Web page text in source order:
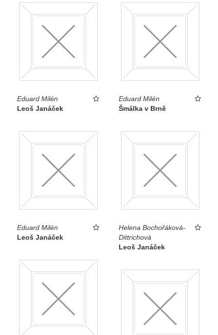
Eduard Milén
Leoš Janáček
Eduard Milén
Šmálka v Brně
Eduard Milén
Leoš Janáček
Helena Bochořáková-
Dittrichová
Leoš Janáček